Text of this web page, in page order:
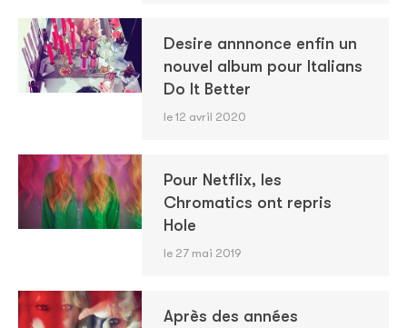
Desire annnonce enfin un
nouvel album pour Italians
Do It Better
le 12 avril 2020
Pour Netflix, les
Chromatics ont repris
Hole
le 27 mai 2019
Après des années